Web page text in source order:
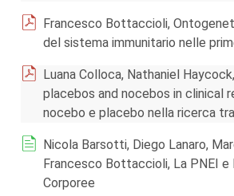
Francesco Bottaccioli,
del sistema immunitario nelle
Luana Colloca, Nathaniel
placebos and nocebos in clinical
nocebo e placebo nella ricerca
Nicola Barsotti, Diego Lanaro,
Francesco Bottaccioli, La PNEI e
Corporee